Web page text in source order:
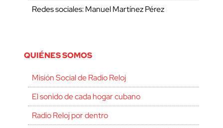
Redes sociales: Manuel Martínez Pérez
QUIÉNES SOMOS
Misión Social de Radio Reloj
El sonido de cada hogar cubano
Radio Reloj por dentro